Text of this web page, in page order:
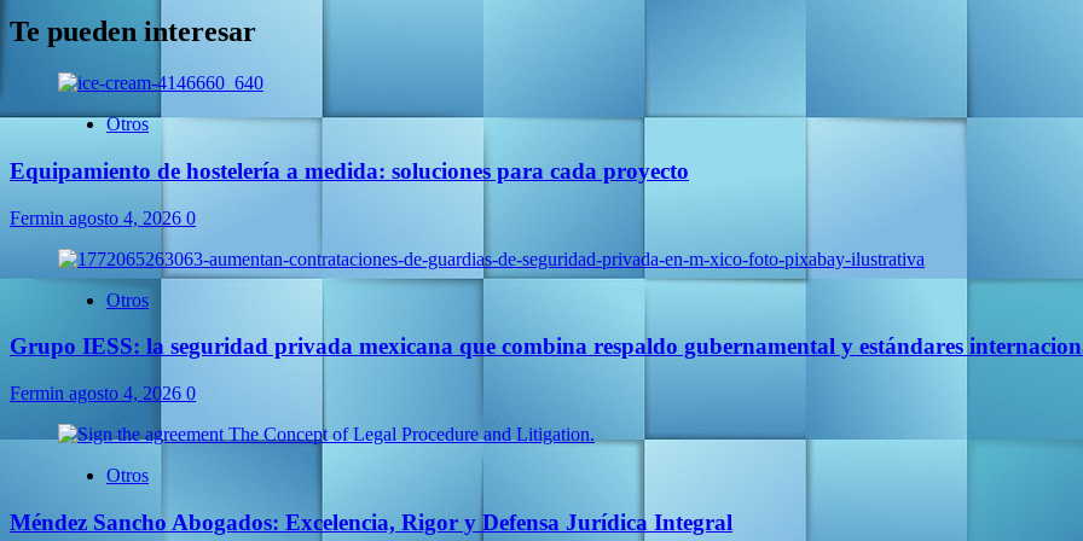
Te pueden interesar
Otros
Equipamiento de hostelería a medida: soluciones para cada proyecto
Fermin agosto 4, 2026 0
Otros
Grupo IESS: la seguridad privada mexicana que combina respaldo gubernamental y estándares
Fermin agosto 4, 2026 0
Otros
Méndez Sancho Abogados: Excelencia, Rigor y Defensa Jurídica Integral